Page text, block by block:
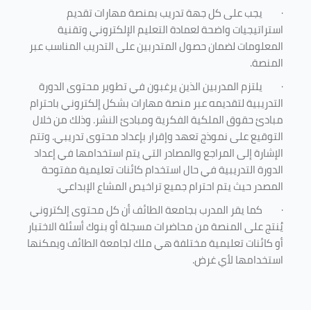
· يجب على كل جهة تدريب بمنصة مهارات تقديم
استراتيجيات واضحة لعمادة التعليم الإلكتروني وتقنية
المعلومات لضمان حصول المتدربين على التدريب المناسب عبر
المنصة.
· يلتزم المدربين الذين يرغبون في تطوير محتوى الدورة
التدريبية لتقديمه عبر منصة مهارات بشكل إلكتروني باحترام
مبادئ حقوق الملكية الفكرية ومبادئ النشر. وذلك من خلال
التوقيع على نموذج تعهد وإقرار بإعداد محتوى تدريبي. وتتم
الإشارة إلى المراجع والمصادر التي يتم استخدامها في إعداد
الدورة التدريبية في حال استخدام كائنات تعليمية مفتوحة
المصدر حيث يتم احترام جميع تراخيص المشاع الإبداعي.
· كما يقر المدرب بجامعة الطائف أن كل محتوى إلكتروني
يُنتج على المنصة من محاضرات مسجلة أو بنوك أسئلة الاختبار
أو كائنات تعليمية مختلفة هي ملك لجامعة الطائف ويمكنها
استخدامها لأي غرض.